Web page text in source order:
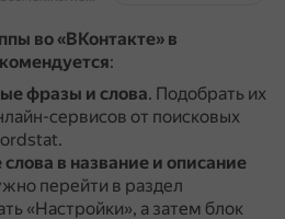
во «ВКонтакте» в
:
фразы и слова. Подобрать их
сервисов от поисковых
в название и описание
перейти в раздел
«Настройки», а затем блок